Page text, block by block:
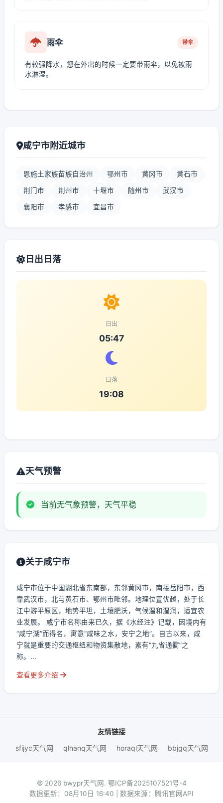
雨伞 带伞
有较强降水，您在外出的时候一定要带雨伞，以免被雨
水淋湿。
咸宁市附近城市
恩施土家族苗族自治州 鄂州市 黄冈市 黄石市
荆门市 荆州市 十堰市 随州市 武汉市
襄阳市 孝感市 宜昌市
日出日落
日出
05:47
日落
19:08
天气预警
当前无气象预警，天气平稳
关于咸宁市
咸宁市位于中国湖北省东南部，东邻黄冈市，南接岳阳市，西
靠武汉市，北与黄石市、鄂州市毗邻。地理位置优越，处于长
江中游平原区，地势平坦，土壤肥沃，气候温和湿润，适宜农
业发展。 咸宁市名称由来已久，据《水经注》记载，因境内有
“咸宁湖”而得名，寓意“咸味之水，安宁之地”。自古以来，咸
宁就是重要的交通枢纽和物资集散地，素有“九省通衢”之
称。...
查看更多介绍
友情链接
sfijyc天气网
qlhanq天气网 horaql天气网 bbjgq天气网
© 2026 bwypr天气网. 鄂ICP备2025107521号-4
数据更新：08月10日 16:40 | 数据来源：腾讯官网API